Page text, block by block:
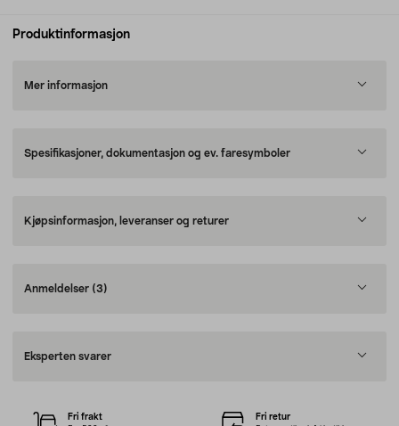
Produktinformasjon
Mer informasjon
Spesifikasjoner, dokumentasjon og ev. faresymboler
Kjøpsinformasjon, leveranser og returer
Anmeldelser (3)
Eksperten svarer
Fri frakt Fri retur